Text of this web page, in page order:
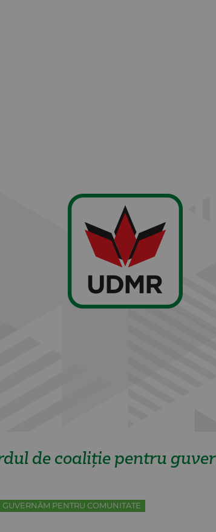
de coaliție pentru
GUVERNĂM PENTRU COMUNITATE